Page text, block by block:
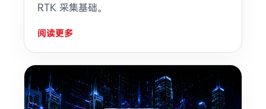
RTK 采集基础。
阅读更多